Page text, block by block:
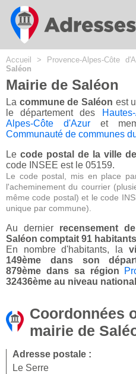
Accueil > Provence-Alpes-Côte
Saléon
Mairie de Saléon
La commune de Saléon est
le département des
Alpes-Côte d'Azur et
Communauté de communes
Le code postal de la ville
code INSEE est le 05159.
Le code postal, mis en place
l'acheminement du courrier
même code postal) et le code
unique par commune).
Au dernier recensement
Saléon comptait 91 habitants
En nombre d'habitants, la
149ème dans son
879ème dans sa région
32436ème au niveau national
Coordonnées
mairie de
Adresse postale :
Le Serre
Cookies management panel